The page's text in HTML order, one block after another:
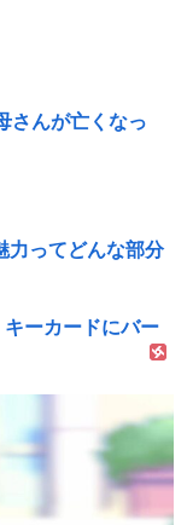
さんが亡くなっ
力ってどんな部分
ーカードにバー